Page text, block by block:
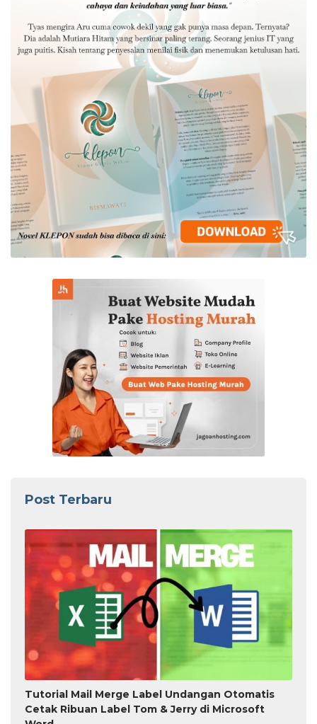
Post Terbaru
Tutorial Mail Merge Label Undangan Otomatis
Cetak Ribuan Label Tom & Jerry di Microsoft